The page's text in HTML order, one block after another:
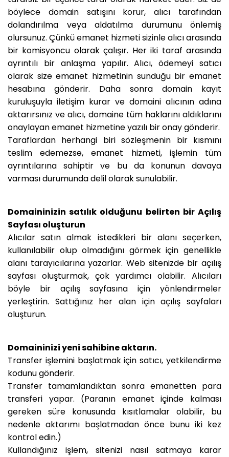
böylece domain satışını korur, alıcı tarafından
dolandırılma veya aldatılma durumunu önlemiş
olursunuz. Çünkü emanet hizmeti sizinle alıcı arasında
bir komisyoncu olarak çalışır. Her iki taraf arasında
ayrıntılı bir anlaşma yapılır. Alıcı, ödemeyi satıcı
olarak size emanet hizmetinin sunduğu bir emanet
hesabına gönderir. Daha sonra domain kayıt
kuruluşuyla iletişim kurar ve domaini alıcının adına
aktarırsınız ve alıcı, domaine tüm haklarını aldıklarını
onaylayan emanet hizmetine yazılı bir onay gönderir.
Taraflardan herhangi biri sözleşmenin bir kısmını
teslim edemezse, emanet hizmeti, işlemin tüm
ayrıntılarına sahiptir ve bu da konunun davaya
varması durumunda delil olarak sunulabilir.
Domaininizin satılık olduğunu belirten bir Açılış
Sayfası oluşturun
Alıcılar satın almak istedikleri bir alanı seçerken,
kullanılabilir olup olmadığını görmek için genellikle
alanı tarayıcılarına yazarlar. Web sitenizde bir açılış
sayfası oluşturmak, çok yardımcı olabilir. Alıcıları
böyle bir açılış sayfasına için yönlendirmeler
yerleştirin. Sattığınız her alan için açılış sayfaları
oluşturun.
Domaininizi yeni sahibine aktarın.
Transfer işlemini başlatmak için satıcı, yetkilendirme
kodunu gönderir.
Transfer tamamlandıktan sonra emanetten para
transferi yapar. (Paranın emanet içinde kalması
gereken süre konusunda kısıtlamalar olabilir, bu
nedenle aktarımı başlatmadan önce bunu iki kez
kontrol edin.)
Kullandığınız işlem, sitenizi nasıl satmaya karar